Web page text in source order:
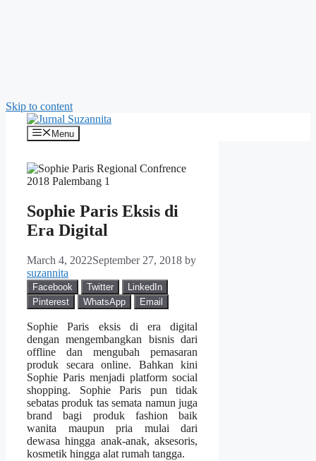
Skip to content
Menu
Sophie Paris Eksis di
Era Digital
March 4, 2022September 27, 2018 by
suzannita
Facebook Twitter
LinkedIn
Pinterest
WhatsApp Email
Sophie Paris eksis di era digital
dengan mengembangkan bisnis dari
offline dan mengubah pemasaran
produk secara online. Bahkan kini
Sophie Paris menjadi platform social
shopping. Sophie Paris pun tidak
sebatas produk tas semata namun juga
brand bagi produk fashion baik
wanita maupun pria mulai dari
dewasa hingga anak-anak, aksesoris,
kosmetik hingga alat rumah tangga.